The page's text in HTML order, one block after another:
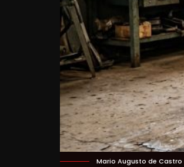
Mario Augusto de Castro